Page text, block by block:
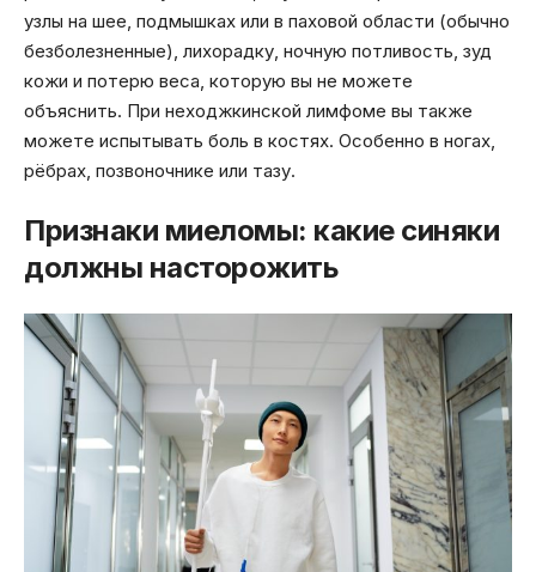
узлы на шее, подмышках или в паховой области (обычно
безболезненные), лихорадку, ночную потливость, зуд
кожи и потерю веса, которую вы не можете
объяснить. При неходжкинской лимфоме вы также
можете испытывать боль в костях. Особенно в ногах,
рёбрах, позвоночнике или тазу.
Признаки миеломы: какие синяки
должны насторожить